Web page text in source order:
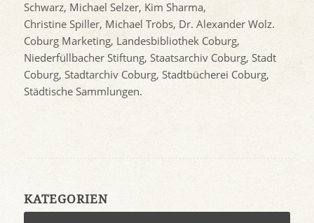
Schwarz, Michael Selzer, Kim Sharma,
Christine Spiller, Michael Tröbs, Dr. Alexander Wolz.
Coburg Marketing, Landesbibliothek Coburg,
Niederfüllbacher Stiftung, Staatsarchiv Coburg, Stadt
Coburg, Stadtarchiv Coburg, Stadtbücherei Coburg,
Städtische Sammlungen.
KATEGORIEN